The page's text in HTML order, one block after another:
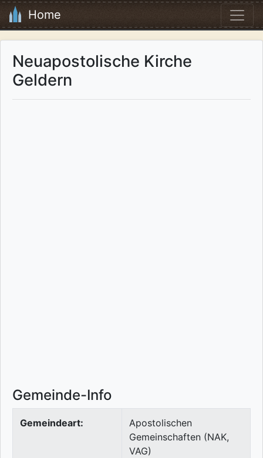
Home
Neuapostolische Kirche
Geldern
Gemeinde-Info
Gemeindeart:
Apostolischen
Gemeinschaften (NAK,
VAG)